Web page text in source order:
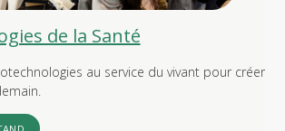
de la Santé
au service du vivant pour créer